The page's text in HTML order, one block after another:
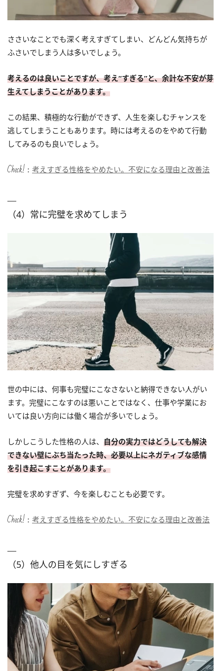
ささいなことでも深く考えすぎてしまい、どんどん気持ちが
ふさいでしまう人は多いでしょう。
考えるのは良いことですが、考え“すぎる”と、余計な不安が芽
生えてしまうことがあります。
この結果、積極的な行動ができず、人生を楽しむチャンスを
逃してしまうこともあります。時には考えるのをやめて行動
してみるのも良いでしょう。
Check!： 考えすぎる性格をやめたい。不安になる理由と改善法
（4）常に完璧を求めてしまう
世の中には、何事も完璧にこなさないと納得できない人がい
ます。完璧にこなすのは悪いことではなく、仕事や学業にお
いては良い方向には働く場合が多いでしょう。
しかしこうした性格の人は、 自分の実力ではどうしても解決
できない壁にぶち当たった時、必要以上にネガティブな感情
を引き起こすことがあります。
完璧を求めすぎず、今を楽しむことも必要です。
Check!： 考えすぎる性格をやめたい。不安になる理由と改善法
（5）他人の目を気にしすぎる